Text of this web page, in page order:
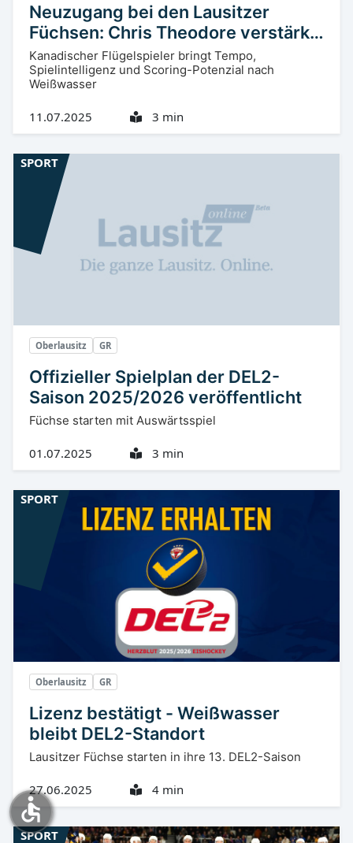
Neuzugang bei den Lausitzer
Füchsen: Chris Theodore verstärkt
die Offensive
Kanadischer Flügelspieler bringt Tempo,
Spielintelligenz und Scoring-Potenzial nach
Weißwasser
11.07.2025 3 min
Oberlausitz GR
Offizieller Spielplan der DEL2-
Saison 2025/2026 veröffentlicht
Füchse starten mit Auswärtsspiel
01.07.2025 3 min
SPORT
Oberlausitz GR
Lizenz bestätigt - Weißwasser
bleibt DEL2-Standort
Lausitzer Füchse starten in ihre 13. DEL2-Saison
27.06.2025 4 min
SPORT
SPORT
accessible